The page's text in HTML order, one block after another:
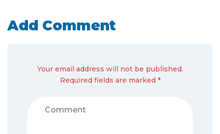
Add Comment
Your email address will not be published.
Required fields are marked *